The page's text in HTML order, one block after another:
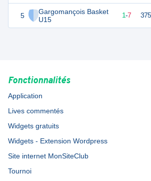
5
Gargomançois Basket
U15
9 8 1-7 375
Fonctionnalités
Application
Lives commentés
Widgets gratuits
Widgets - Extension Wordpress
Site internet MonSiteClub
Tournoi